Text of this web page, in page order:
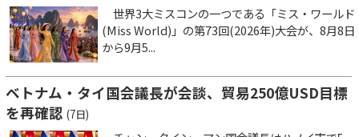
世界3大ミスコンの一つである「ミス・ワールド
(Miss World)」の第73回(2026年)大会が、8月8日
から9月5...
ベトナム・タイ国会議長が会談、貿易250億USD目標
を再確認 (7日)